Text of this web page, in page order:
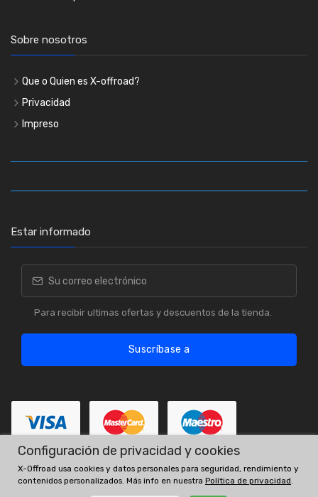
Sobre nosotros
Que o Quien es X-offroad?
Privacidad
Impreso
Estar informado
Para recibir ultimas ofertas y descuentos de la tienda.
Suscríbase a
Los números OE y los intercambios son solo para fines de
Configuración de privacidad y cookies
X-Offroad usa cookies y datos personales para seguridad, rendimiento y
contenidos personalizados. Más info en nuestra Política de privacidad.